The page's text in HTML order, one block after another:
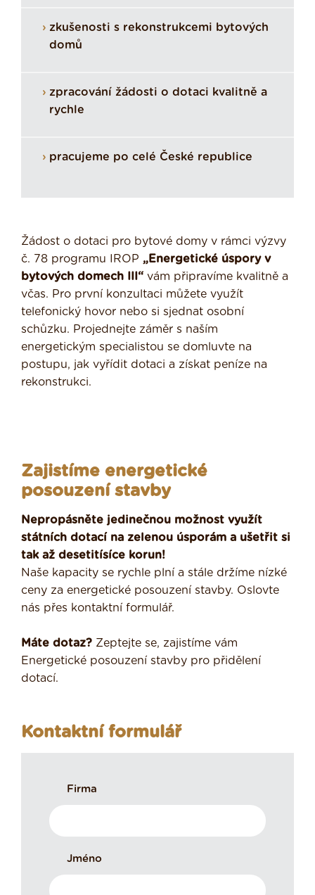
zkušenosti s rekonstrukcemi bytových
domů
zpracování žádosti o dotaci kvalitně a
rychle
pracujeme po celé České republice
Žádost o dotaci pro bytové domy v rámci výzvy
č. 78 programu IROP „Energetické úspory v
bytových domech III“ vám připravíme kvalitně a
včas. Pro první konzultaci můžete využít
telefonický hovor nebo si sjednat osobní
schůzku. Projednejte záměr s naším
energetickým specialistou se domluvte na
postupu, jak vyřídit dotaci a získat peníze na
rekonstrukci.
Zajistíme energetické
posouzení stavby
Nepropásněte jedinečnou možnost využít
státních dotací na zelenou úsporám a ušetřit si
tak až desetitísíce korun!
Naše kapacity se rychle plní a stále držíme nízké
ceny za energetické posouzení stavby. Oslovte
nás přes kontaktní formulář.
Máte dotaz? Zeptejte se, zajistíme vám
Energetické posouzení stavby pro přidělení
dotací.
Kontaktní formulář
Firma
Jméno